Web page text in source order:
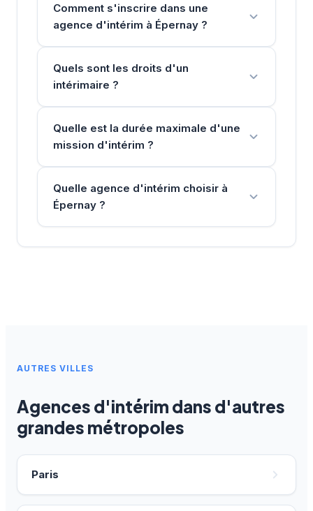
Comment s'inscrire dans une
agence d'intérim à Épernay ?
Quels sont les droits d'un
intérimaire ?
Quelle est la durée maximale d'une
mission d'intérim ?
Quelle agence d'intérim choisir à
Épernay ?
AUTRES VILLES
Agences d'intérim dans d'autres
grandes métropoles
Paris